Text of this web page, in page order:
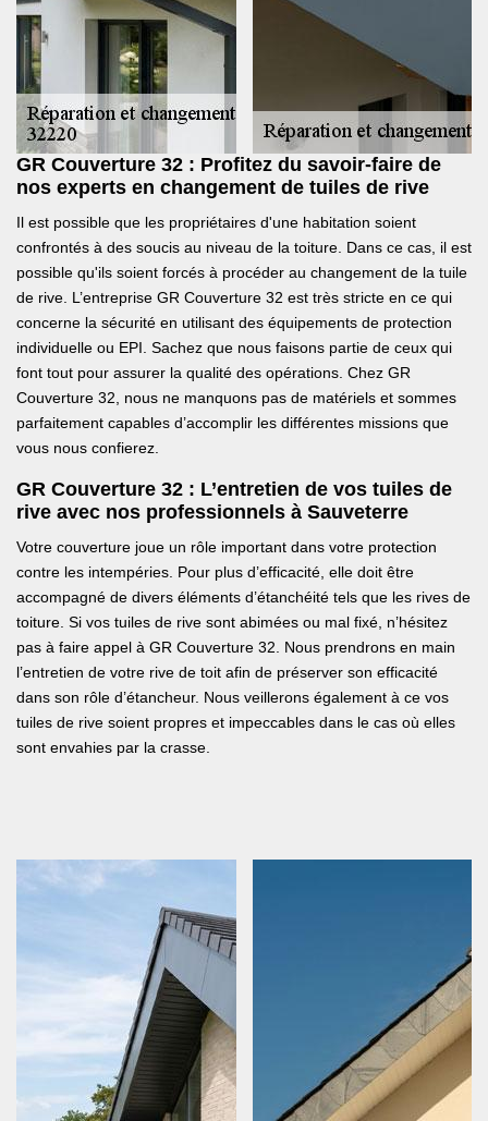
GR Couverture 32 : Profitez du savoir-faire de
nos experts en changement de tuiles de rive
Il est possible que les propriétaires d'une habitation soient
confrontés à des soucis au niveau de la toiture. Dans ce cas, il est
possible qu'ils soient forcés à procéder au changement de la tuile
de rive. L’entreprise GR Couverture 32 est très stricte en ce qui
concerne la sécurité en utilisant des équipements de protection
individuelle ou EPI. Sachez que nous faisons partie de ceux qui
font tout pour assurer la qualité des opérations. Chez GR
Couverture 32, nous ne manquons pas de matériels et sommes
parfaitement capables d’accomplir les différentes missions que
vous nous confierez.
GR Couverture 32 : L’entretien de vos tuiles de
rive avec nos professionnels à Sauveterre
Votre couverture joue un rôle important dans votre protection
contre les intempéries. Pour plus d’efficacité, elle doit être
accompagné de divers éléments d’étanchéité tels que les rives de
toiture. Si vos tuiles de rive sont abimées ou mal fixé, n’hésitez
pas à faire appel à GR Couverture 32. Nous prendrons en main
l’entretien de votre rive de toit afin de préserver son efficacité
dans son rôle d’étancheur. Nous veillerons également à ce vos
tuiles de rive soient propres et impeccables dans le cas où elles
sont envahies par la crasse.